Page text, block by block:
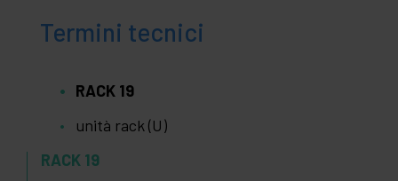
Termini tecnici
RACK 19
unità rack (U)
RACK 19